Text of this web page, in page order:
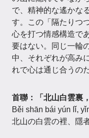
で、精神的な遙かな
す。この「隔たりつ
心を打つ情感構造で
要はない。同じ一輪
中、それぞれが高み
れで心は通じ合うのだ
首聯：「北山白雲裏
Běi shān bái yún lǐ,
北山の白雲の裡、隱